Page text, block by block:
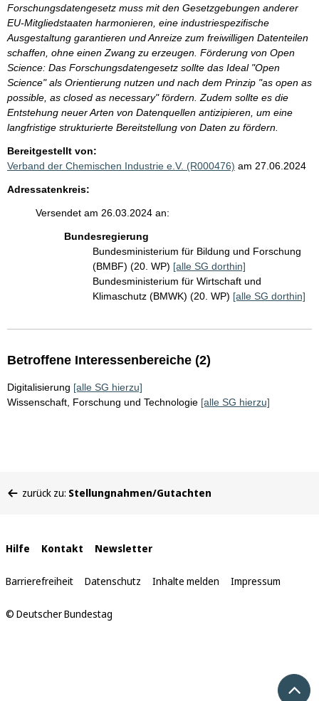
Forschungsdatengesetz muss mit den Gesetzgebungen anderer
EU-Mitgliedstaaten harmonieren, eine industriespezifische
Ausgestaltung garantieren und Anreize zum freiwilligen Datenteilen
schaffen, ohne einen Zwang zu erzeugen. Förderung von Open
Science: Das Forschungsdatengesetz sollte das Ideal "Open
Science" als Orientierung nutzen und nach dem Prinzip "as open as
possible, as closed as necessary" fördern. Zudem sollte es die
Entstehung neuer Arten von Datenquellen antizipieren, um eine
langfristige strukturierte Bereitstellung von Daten zu fördern.
Bereitgestellt von:
Verband der Chemischen Industrie e.V. (R000476) am 27.06.2024
Adressatenkreis:
Versendet am 26.03.2024 an:
Bundesregierung
Bundesministerium für Bildung und Forschung
(BMBF) (20. WP) [alle SG dorthin]
Bundesministerium für Wirtschaft und
Klimaschutz (BMWK) (20. WP) [alle SG dorthin]
Betroffene Interessenbereiche (2)
Digitalisierung [alle SG hierzu]
Wissenschaft, Forschung und Technologie [alle SG hierzu]
befinden
zurück zu: Stellungnahmen/Gutachten
Interne
Links
Hilfe Kontakt Newsletter
Barrierefreiheit Datenschutz Inhalte melden Impressum
© Deutscher Bundestag